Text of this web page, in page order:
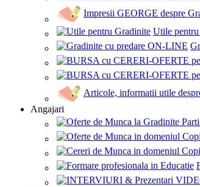
Impresii GEORGE despre
Utile
Articole, informatii utile
Angajari